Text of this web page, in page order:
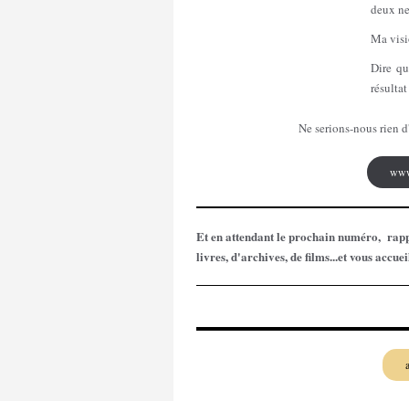
deux
Ma
Dire
Ne serions-nous rien d'autre
Et en attendant le prochain numéro,
livres, d'archives, de films...et vous